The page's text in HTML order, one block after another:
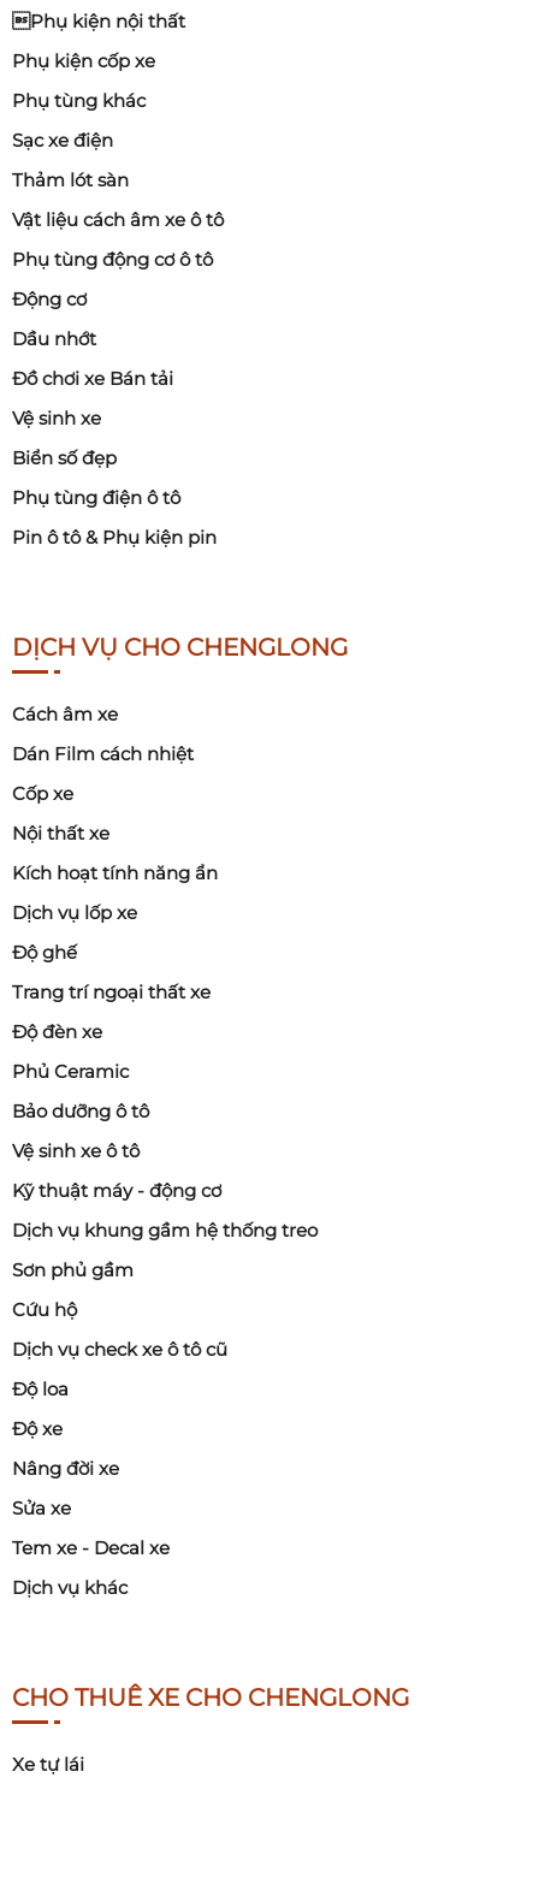
Phụ kiện nội thất
Phụ kiện cốp xe
Phụ tùng khác
Sạc xe điện
Thảm lót sàn
Vật liệu cách âm xe ô tô
Phụ tùng động cơ ô tô
Động cơ
Dầu nhớt
Đồ chơi xe Bán tải
Vệ sinh xe
Biển số đẹp
Phụ tùng điện ô tô
Pin ô tô & Phụ kiện pin
DỊCH VỤ CHO CHENGLONG
Cách âm xe
Dán Film cách nhiệt
Cốp xe
Nội thất xe
Kích hoạt tính năng ẩn
Dịch vụ lốp xe
Độ ghế
Trang trí ngoại thất xe
Độ đèn xe
Phủ Ceramic
Bảo dưỡng ô tô
Vệ sinh xe ô tô
Kỹ thuật máy - động cơ
Dịch vụ khung gầm hệ thống treo
Sơn phủ gầm
Cứu hộ
Dịch vụ check xe ô tô cũ
Độ loa
Độ xe
Nâng đời xe
Sửa xe
Tem xe - Decal xe
Dịch vụ khác
CHO THUÊ XE CHO CHENGLONG
Xe tự lái